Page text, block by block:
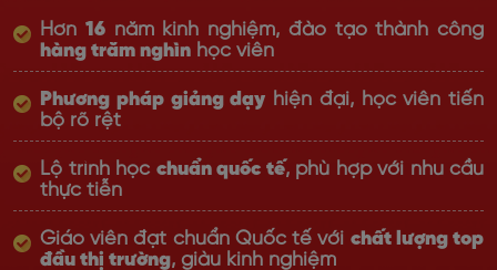
Hơn 16năm kinh nghiệm, đào tạo thành công
hàng trăm nghìn học viên
Phương pháp giảng dạy hiện đại, học viên tiến
bộ rõ rệt
Lộ trình học chuẩn quốc tế, phù hợp với nhu cầu
thực tiễn
Giáo viên đạt chuẩn Quốc tế với chất lượng top
đầu thị trường, giàu kinh nghiệm